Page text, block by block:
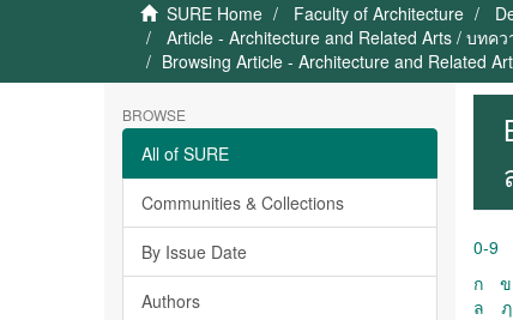
SURE Home Faculty of Architecture
Article - Architecture and Related Arts / บท
Browsing Article - Architecture and Related
BROWSE
All of SURE
Communities & Collections
By Issue Date
Authors
0-9
ก
ข
ล
ฦ